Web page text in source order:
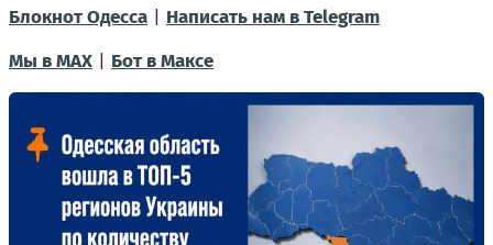
Блокнот Одесса
Написать нам в Telegram
Мы в МАХ
Бот в Максе